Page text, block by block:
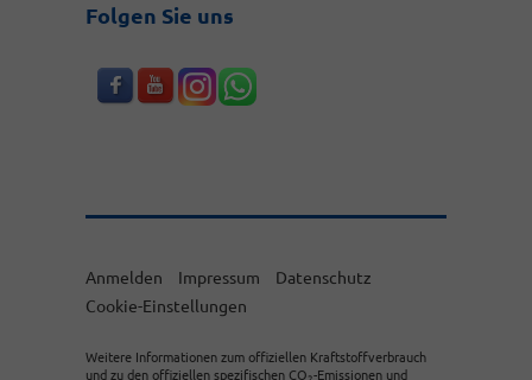
Folgen Sie uns
Anmelden Impressum
Datenschutz
Cookie-Einstellungen
Weitere Informationen zum offiziellen Kraftstoffverbrauch
und zu den offiziellen spezifischen CO -Emissionen und